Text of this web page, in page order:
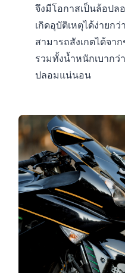
จึงมีโอกาสเป็นล้อปล
เกิดอุบัติเหตุได้ง่ายก
สามารถสังเกตได้จา
รวมทั้งน้ำหนักเบากว่
ปลอมแน่นอน